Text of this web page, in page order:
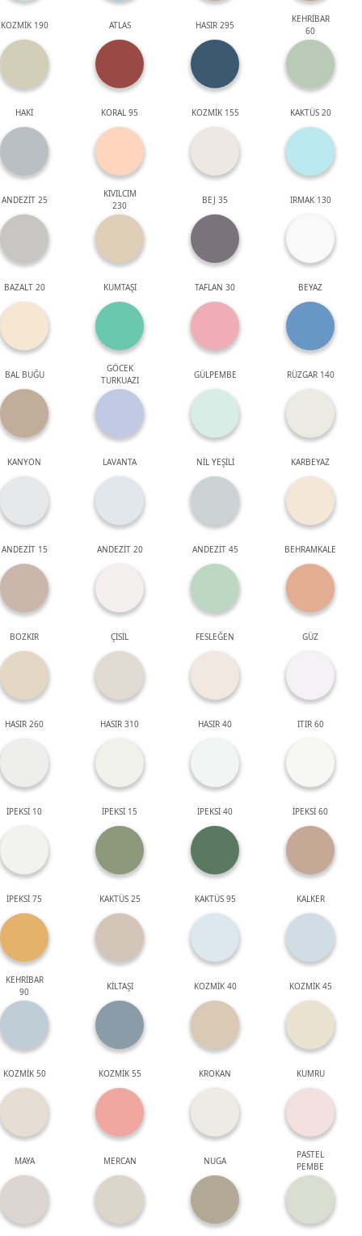
KOZMİK 190 ATLAS HASIR 295
KEHRİBAR
60
HAKİ KORAL 95 KOZMİK 155 KAKTÜS 20
ANDEZİT 25
KIVILCIM
230
BEJ 35 IRMAK 130
BAZALT 20 KUMTAŞI TAFLAN 30 BEYAZ
BAL BUĞU
GÖCEK
TURKUAZI
GÜLPEMBE RÜZGAR 140
KANYON LAVANTA NİL YEŞİLİ KARBEYAZ
ANDEZİT 15 ANDEZİT 20 ANDEZİT 45 BEHRAMKALE
BOZKIR ÇİSİL FESLEĞEN GÜZ
HASIR 260 HASIR 310 HASIR 40 ITIR 60
İPEKSİ 10 İPEKSİ 15 İPEKSİ 40 İPEKSİ 60
İPEKSİ 75 KAKTÜS 25 KAKTÜS 95 KALKER
KEHRİBAR
90
KİLTAŞI KOZMİK 40 KOZMİK 45
KOZMİK 50 KOZMİK 55 KROKAN KUMRU
MAYA MERCAN NUGA
PASTEL
PEMBE